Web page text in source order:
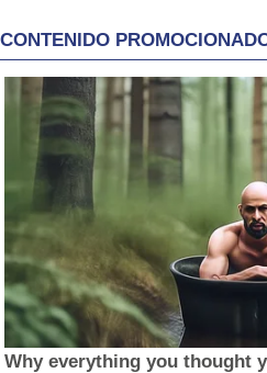
CONTENIDO
Why everything you thought